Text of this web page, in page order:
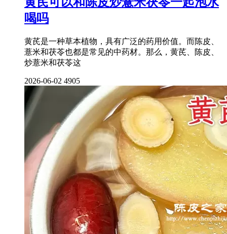
喝吗
黄芪是一种草本植物，具有广泛的药用价值。而陈皮、
薏米和茯苓也都是常见的中药材。那么，黄芪、陈皮、
炒薏米和茯苓这
2026-06-02 4905